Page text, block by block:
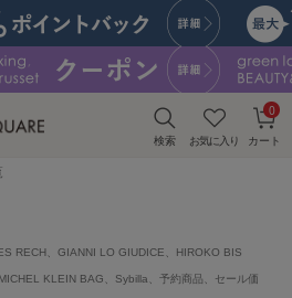
検索 お気に入り カート
0
RECH、GIANNI LO GIUDICE、HIROKO BIS
KLEIN BAG、Sybilla、予約商品、セール価